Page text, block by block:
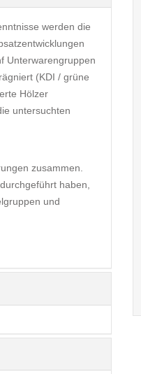
werden die
Unterwarengruppen
(KDI / grüne
Hölzer
untersuchten
zusammen.
haben,
und